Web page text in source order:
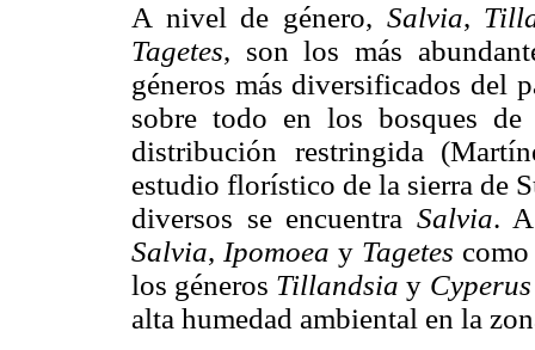
A nivel de género, Salvia,
Tagetes, son los más
géneros más diversificados del
sobre todo en los bosques
distribución restringida
estudio florístico de la sierra de
diversos se encuentra Salvia.
Salvia, Ipomoea y Tagetes
los géneros Tillandsia y Cyperus
alta humedad ambiental en la